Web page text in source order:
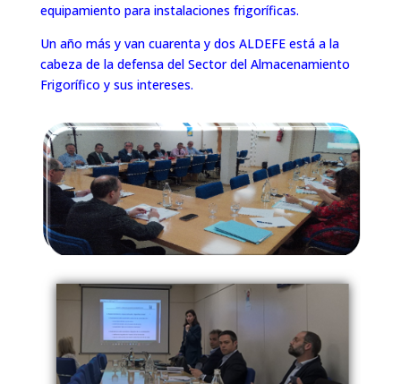
equipamiento para instalaciones frigoríficas.
Un año más y van cuarenta y dos ALDEFE está a la
cabeza de la defensa del Sector del Almacenamiento
Frigorífico y sus intereses.